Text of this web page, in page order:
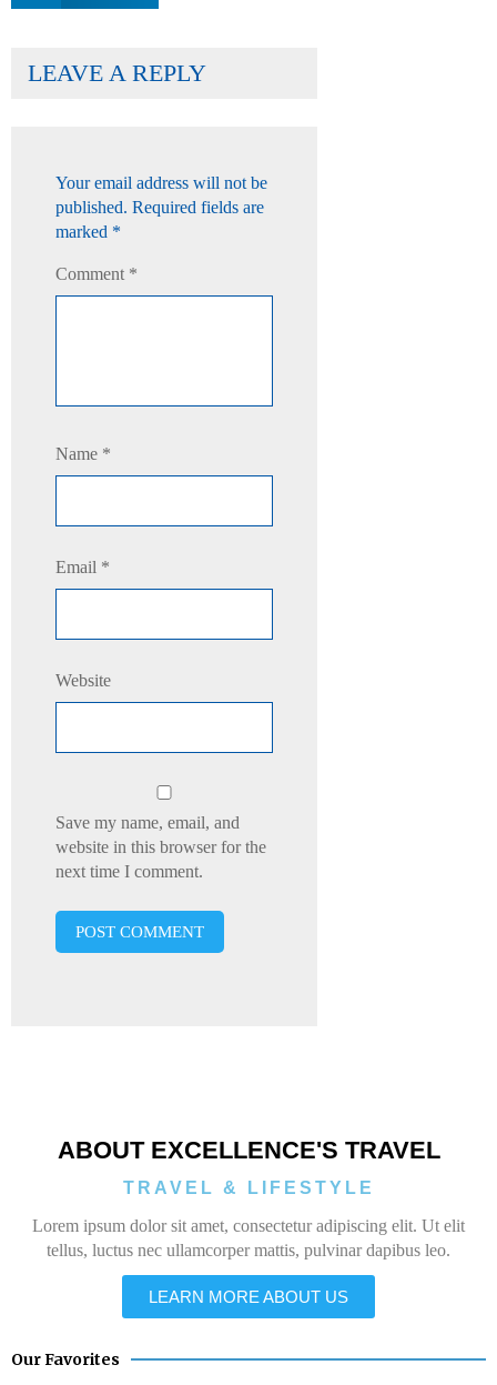
LEAVE A REPLY
Your email address will not be
published. Required fields are
marked *
Comment *
Name *
Email *
Website
Save my name, email, and
website in this browser for the
next time I comment.
ABOUT EXCELLENCE'S TRAVEL
TRAVEL & LIFESTYLE
Lorem ipsum dolor sit amet, consectetur adipiscing elit. Ut elit
tellus, luctus nec ullamcorper mattis, pulvinar dapibus leo.
LEARN MORE ABOUT US
Our Favorites